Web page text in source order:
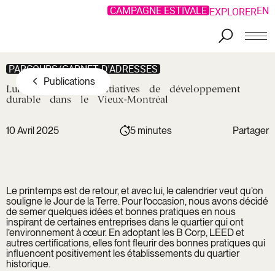
Aller au contenu principal
CAMPAGNE ESTIVALE EXPLOREREN
Publications
PARCOURS/CARNET D'ADRESSES
Lumière sur les initiatives de
développement
durable
dans le Vieux-Montréal
10 Avril 2025 5 minutes
Partager
copié !
LinkedIn
Twitter
Le printemps est de retour, et avec lui, le calendrier veut qu’on
souligne le Jour de la Terre. Pour l’occasion, nous avons décidé
de semer quelques idées et bonnes pratiques en nous
inspirant de certaines entreprises dans le quartier qui ont
l’environnement à cœur. En adoptant les B Corp, LEEDet
autres certifications, elles font fleurir des bonnes pratiques qui
influencent positivement les établissements du quartier
historique.